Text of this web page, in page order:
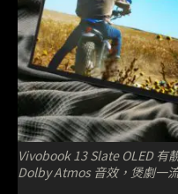
Vivobook 13 Slate OLED 有
Dolby Atmos 音效，煲劇一